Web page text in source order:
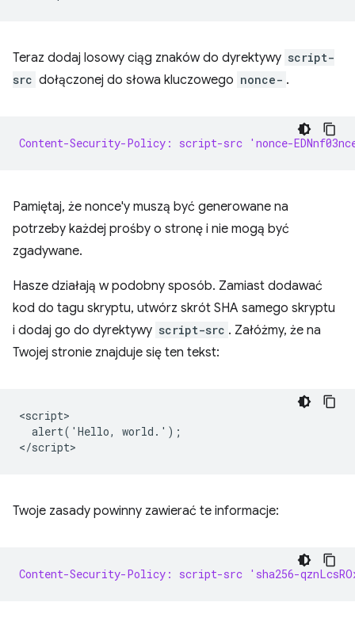
Teraz dodaj losowy ciąg znaków do dyrektywy script-
src dołączonej do słowa kluczowego nonce- .
Content-Security-Policy: script-src 'nonce-
Pamiętaj, że nonce'y muszą być generowane na
potrzeby każdej prośby o stronę i nie mogą być
zgadywane.
Hasze działają w podobny sposób. Zamiast dodawać
kod do tagu skryptu, utwórz skrót SHA samego skryptu
i dodaj go do dyrektywy script-src . Załóżmy, że na
Twojej stronie znajduje się ten tekst:
<script>
  alert('Hello, world.');
Twoje zasady powinny zawierać te informacje:
Content-Security-Policy: script-src 'sha256-